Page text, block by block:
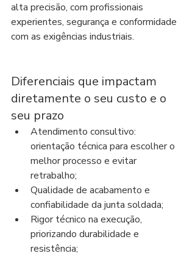
alta precisão, com profissionais
experientes, segurança e conformidade
com as exigências industriais.
Diferenciais que impactam
diretamente o seu custo e o
seu prazo
Atendimento consultivo:
orientação técnica para escolher o
melhor processo e evitar
retrabalho;
Qualidade de acabamento e
confiabilidade da junta soldada;
Rigor técnico na execução,
priorizando durabilidade e
resistência;